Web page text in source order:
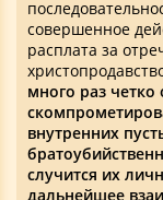
совершенное
расплата за
много раз
внутренних
случится их
дальнейшее